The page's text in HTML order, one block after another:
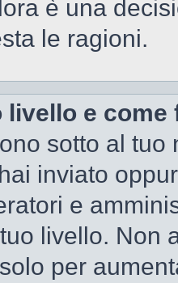
è una
le ragioni.
livello e
sotto al
inviato
e
livello. Non
per